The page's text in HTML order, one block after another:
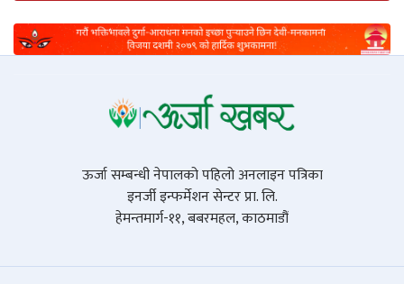
ऊर्जा सम्बन्धी नेपालको पहिलो अनलाइन पत्रिका
इनर्जी इन्फर्मेशन सेन्टर प्रा. लि.
हेमन्तमार्ग-११, बबरमहल, काठमाडौं